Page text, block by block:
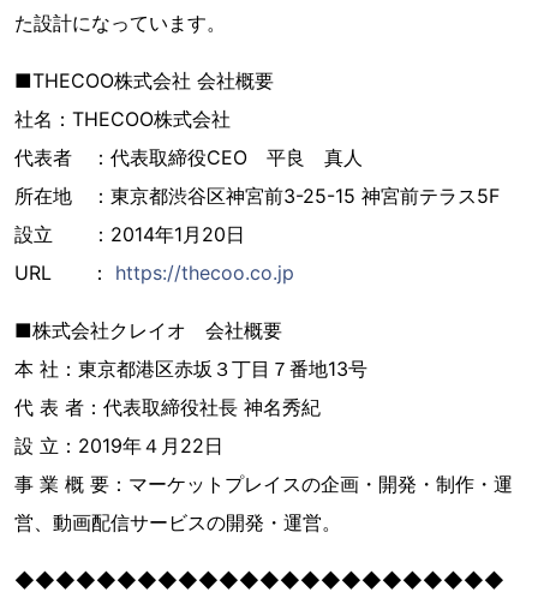
た設計になっています。
■THECOO株式会社 会社概要
社名：THECOO株式会社
代表者 ：代表取締役CEO 平良 真人
所在地 ：東京都渋谷区神宮前3-25-15 神宮前テラス5F
設立 ：2014年1月20日
URL ： https://thecoo.co.jp
■株式会社クレイオ 会社概要
本 社：東京都港区赤坂３丁目７番地13号
代 表 者：代表取締役社長 神名秀紀
設 立：2019年４月22日
事 業 概 要：マーケットプレイスの企画・開発・制作・運
営、動画配信サービスの開発・運営。
◆◆◆◆◆◆◆◆◆◆◆◆◆◆◆◆◆◆◆◆◆◆◆◆